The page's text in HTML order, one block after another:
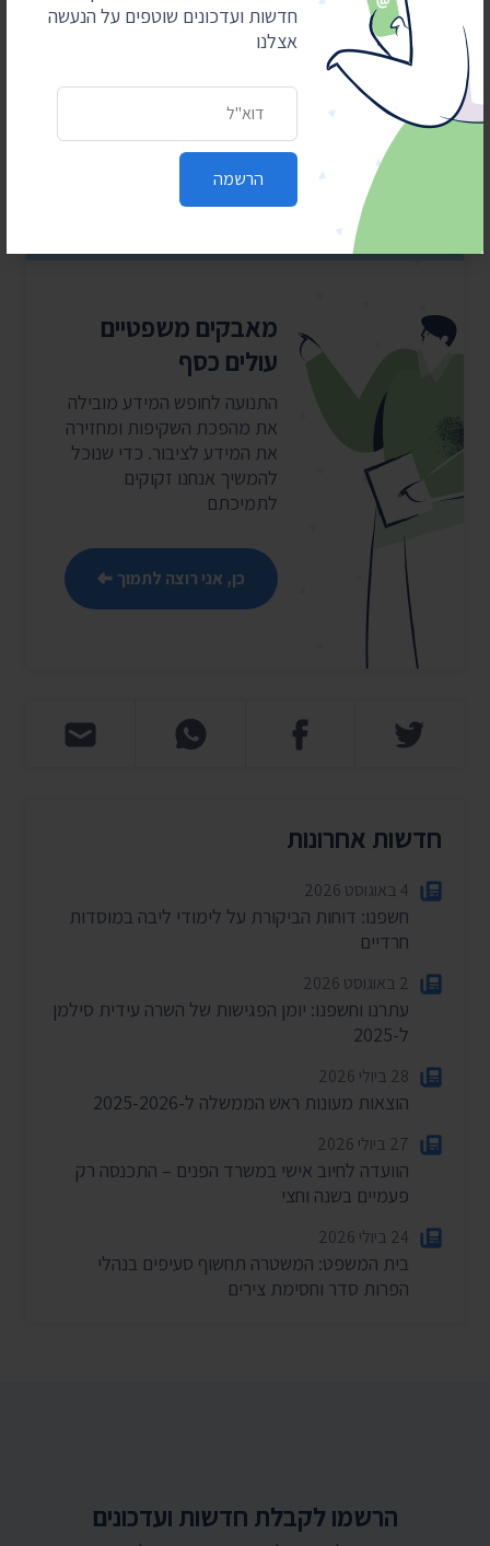
חדשות ועדכונים שוטפים על הנעשה
אצלנו
הרשמה
היכנסו עכשיו, זה לוקח דקה, ותרמו לנו את האגורות מהעודף
בכל קנייה. קניתם ב-99.90 ₪? תרמתם לנו 10 אגורות. כ-5
שקלים בחודש במצטבר. בשבילנו זה המון. ❤️
מאבקים משפטיים
עולים כסף
התנועה לחופש המידע מובילה
את מהפכת השקיפות ומחזירה
את המידע לציבור. כדי שנוכל
להמשיך אנחנו זקוקים
לתמיכתם
כן, אני רוצה לתמוך
חדשות אחרונות
4 באוגוסט 2026
חשפנו: דוחות הביקורת על לימודי ליבה במוסדות
חרדיים
2 באוגוסט 2026
עתרנו וחשפנו: יומן הפגישות של השרה עידית סילמן
ל-2025
28 ביולי 2026
הוצאות מעונות ראש הממשלה ל-2025-2026
27 ביולי 2026
הוועדה לחיוב אישי במשרד הפנים – התכנסה רק
פעמיים בשנה וחצי
24 ביולי 2026
בית המשפט: המשטרה תחשוף סעיפים בנהלי
הפרות סדר וחסימת צירים
הרשמו לקבלת חדשות ועדכונים